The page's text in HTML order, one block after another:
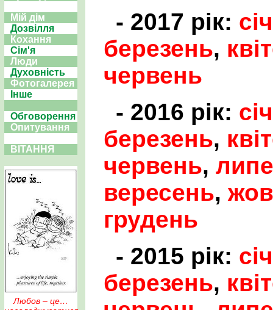
Мій дім
Дозвілля
Кохання
Сім'я
Люди
Духовність
Фотогалерея
Інше
Обговорення
Опитування
ВІТАННЯ
Любов – це…
- 2017 рік:
березень,
червень
- 2016 рік:
березень,
червень,
вересень,
грудень
- 2015 рік:
березень,